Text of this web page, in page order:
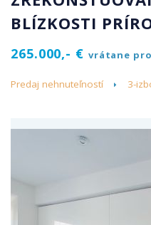
BLÍZKOSTI
265.000,- € vrátane
Predaj nehnuteľností 3-